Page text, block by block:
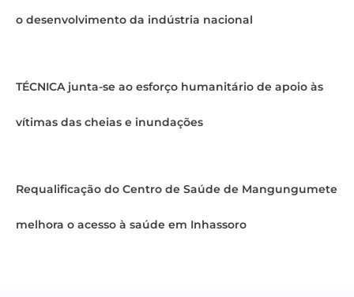
o desenvolvimento da indústria nacional
TÉCNICA junta-se ao esforço humanitário de apoio às
vítimas das cheias e inundações
Requalificação do Centro de Saúde de Mangungumete
melhora o acesso à saúde em Inhassoro